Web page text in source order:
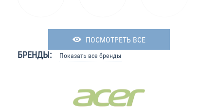
ПОСМОТРЕТЬ ВСЕ
БРЕНДЫ: Показать все бренды